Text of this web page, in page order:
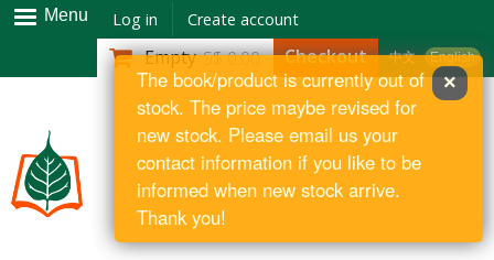
Skip to
main
content
Menu Log in Create account
中文 English
Empty S$ 0.00 Checkout
×
The book/product is currently out of
stock. The price maybe revised for
new stock. Please email us your
contact information if you like to be
informed when new stock arrive.
Thank you!